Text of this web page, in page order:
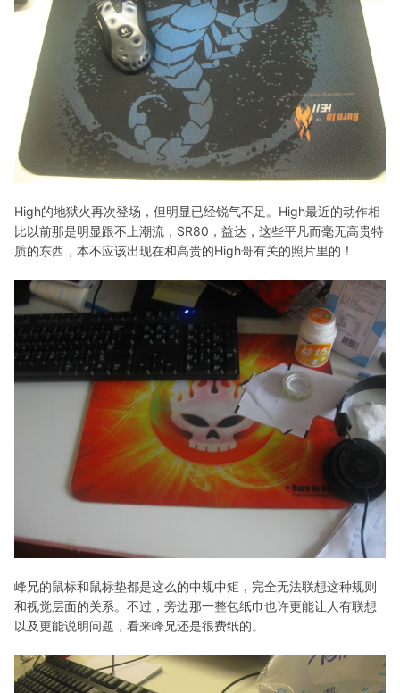
High的地狱火再次登场，但明显已经锐气不足。High最近的动作相
比以前那是明显跟不上潮流，SR80，益达，这些平凡而毫无高贵特
质的东西，本不应该出现在和高贵的High哥有关的照片里的！
峰兄的鼠标和鼠标垫都是这么的中规中矩，完全无法联想这种规则
和视觉层面的关系。不过，旁边那一整包纸巾也许更能让人有联想
以及更能说明问题，看来峰兄还是很费纸的。